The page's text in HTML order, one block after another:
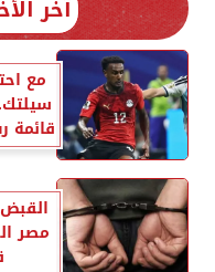
آخر
مع
قائمة
مصر